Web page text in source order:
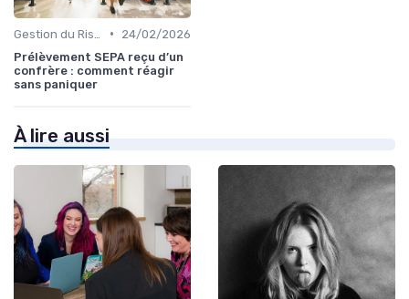
•
24/02/2026
Prélèvement SEPA reçu d’un
confrère : comment réagir
sans paniquer
À lire aussi